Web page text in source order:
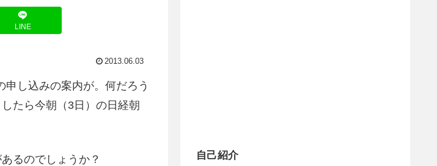
LINE
2013.06.03
申し込みの案内が。何だろう
たら今朝（3日）の日経朝
るのでしょうか？ 自己紹介